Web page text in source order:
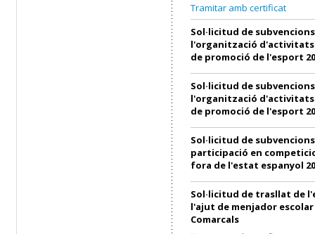
Tramitar amb certificat
Sol·licitud de
l'organització
de promoció de l'esport
Sol·licitud de
l'organització
de promoció de l'esport
Sol·licitud de
participació en
fora de l'estat espanyol
Sol·licitud de trasllat de
l'ajut de menjador
Comarcals